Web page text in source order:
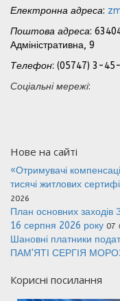
Електронна адреса:
Поштова адреса:
Адміністративна, 9
Телефон: (05747) 3-
Соціальні мережі:
Нове на сайті
«Отримувачі
тисячі житлових
2026
План основних заходів
16 серпня 2026 року 07
Шановні платники
ПАМ'ЯТІ СЕРГІЯ
Корисні посилання